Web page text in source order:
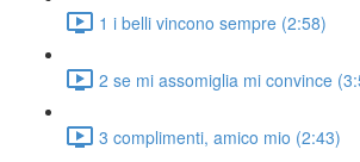
1 i belli vincono sempre (2:58)
2 se mi assomiglia mi convince
3 complimenti, amico mio (2:43)